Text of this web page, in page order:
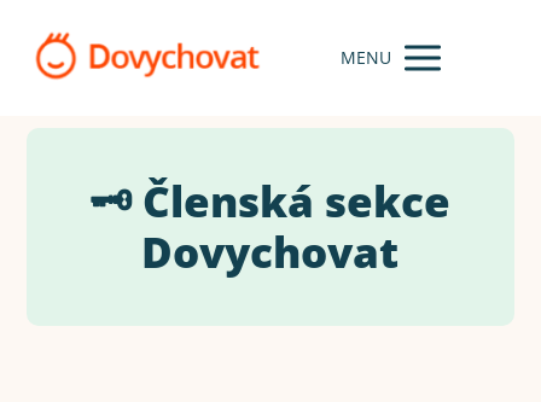
MENU
🗝️ Členská sekce
Dovychovat